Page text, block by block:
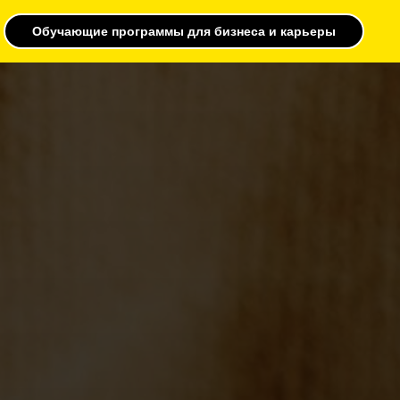
Обучающие программы для бизнеса и карьеры